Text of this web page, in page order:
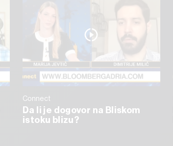
Connect
Da li je dogovor na Bliskom
istoku blizu?